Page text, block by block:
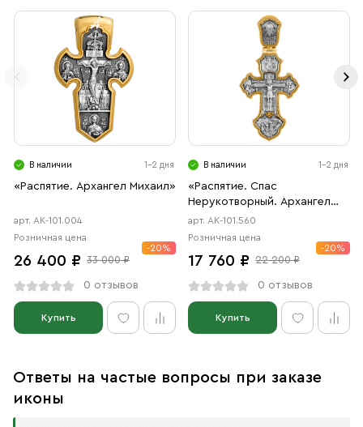
В наличии 1-2 дня
«Распятие. Архангел Михаил»
арт. АК-101.004
Розничная цена
26 400 ₽ 33 000 ₽
-20%
0 отзывов
Купить
В наличии 1-2 дня
«Распятие. Спас
Нерукотворный. Архангел
Михаил»
арт. АК-101.560
Розничная цена
17 760 ₽ 22 200 ₽
-20%
0 отзывов
Купить
Ответы на частые вопросы при заказе
иконы